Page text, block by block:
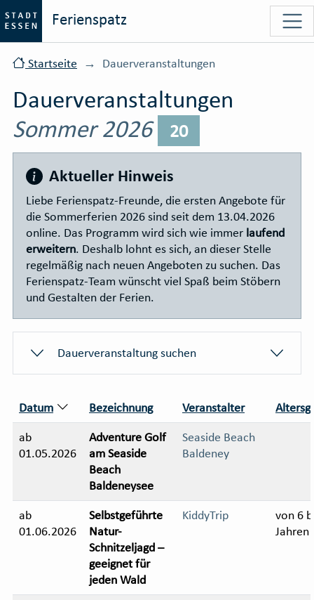
Ferienspatz
Startseite Dauerveranstaltungen
Dauerveranstaltungen
Sommer 2026
20
Aktueller Hinweis
Liebe Ferienspatz-Freunde, die ersten Angebote für
die Sommerferien 2026 sind seit dem 13.04.2026
online. Das Programm wird sich wie immer laufend
erweitern. Deshalb lohnt es sich, an dieser Stelle
regelmäßig nach neuen Angeboten zu suchen. Das
Ferienspatz-Team wünscht viel Spaß beim Stöbern
und Gestalten der Ferien.
Dauerveranstaltung suchen
Datum Bezeichnung Veranstalter
ab
01.05.2026
Adventure Golf
am Seaside
Beach
Baldeneysee
Seaside Beach
Baldeney
ab
01.06.2026
Selbstgeführte
Natur-
Schnitzeljagd –
geeignet für
jeden Wald
KiddyTrip
von 6
Jahren